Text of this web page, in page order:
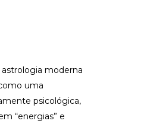
moderna
uma
psicológica,
“energias” e